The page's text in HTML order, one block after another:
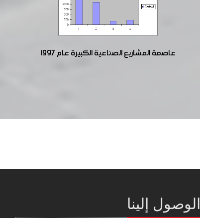
عاصمة المشاريع الصناعية الكبيرة عام 1997
الوصول إلينا